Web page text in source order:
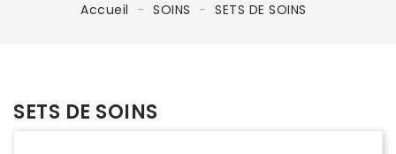
Accueil SOINS SETS DE SOINS
SETS DE SOINS